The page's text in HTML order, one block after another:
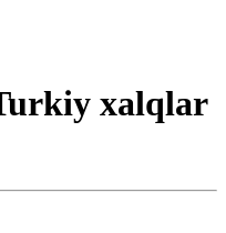
xalqlar